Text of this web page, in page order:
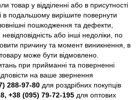
товар у відділенні або в присутності
в подальшому вирішите повернути
пошкодження та дефекти,
або інші недоліки, по
причину та момент виникнення, в
може бути відмовлено.
при прийманні та поверненні
на ваше звернення
288-97-80 для роздрібних покупців
+38 (095) 79-72-195 для оптових